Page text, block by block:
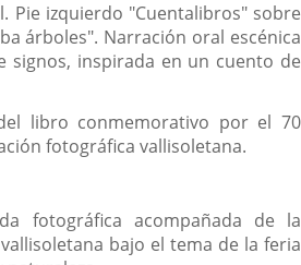
Pie izquierdo "Cuentalibros" sobre
árboles". Narración oral escénica
signos, inspirada en un cuento de
libro conmemorativo por el 70
fotográfica vallisoletana.
fotográfica acompañada de la
bajo el tema de la feria